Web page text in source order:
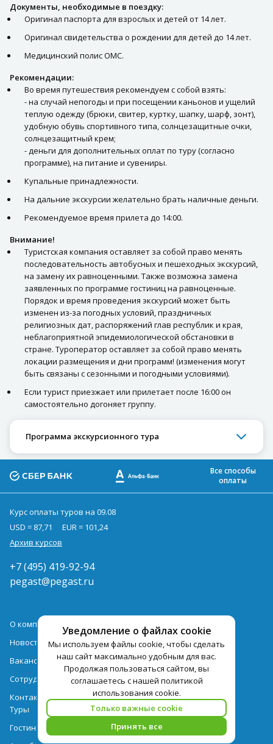
Документы, необходимые в поездку:
Оригинал паспорта для взрослых и детей от 14 лет.
Оригинал свидетельства о рождении для детей до 14 лет.
Медицинский полис ОМС.
Рекомендации:
Во время путешествия рекомендуем с собой взять:
- на случай непогоды и при посещении каньонов и ущелий
теплую одежду (брюки, свитер, куртку, шапку, шарф, зонт),
удобную обувь спортивного типа, солнцезащитные очки,
солнцезащитный крем;
- деньги для дополнительных оплат по туру (согласно
программе), на питание и сувениры.
Купальные принадлежности.
На дальние экскурсии желательно брать наличные деньги.
Рекомендуемое время прилета до 14:00.
Внимание!
Туристская компания оставляет за собой право менять
последовательность автобусных и пешеходных экскурсий,
на замену их равноценными. Также возможна замена
заявленных по программе гостиниц на равноценные.
Порядок и время проведения экскурсий может быть
изменен из-за погодных условий, праздничных
религиозных дат, распоряжений глав республик и края,
неблагоприятной эпидемиологической обстановки в
стране. Туроператор оставляет за собой право менять
локации размещения и дни программ! (изменения могут
быть связаны с сезонными и погодными условиями).
Если турист приезжает или прилетает после 16:00 он
самостоятельно догоняет группу.
Программа экскурсионного тура
Уведомление о файлах cookie
Мы используем файлы cookie, чтобы сделать
наш сайт максимально удобным для вас.
Продолжая пользоваться сайтом, вы
соглашаетесь с нашей политикой
использования cookie.
Только важные cookie
Принять все
Все способы
оплаты
Курс оплаты туров на 09.08
USD = 87,71
EUR = 101,24
Архив курсов
+7 (495) 419-92-94
pegast@pegast.ru
О компании
Новости
Вакансии
Сотрудничество
Контактная информация
Туры
Гостиницы